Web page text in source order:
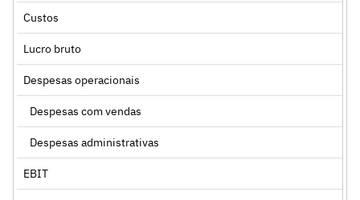
Custos
Lucro bruto
Despesas operacionais
Despesas com vendas
Despesas administrativas
EBIT